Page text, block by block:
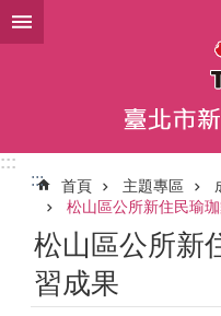
跳到主要內容區塊
:::
:::
首頁 主題專區
松山區公所新住民瑜
松山區公所新
習成果